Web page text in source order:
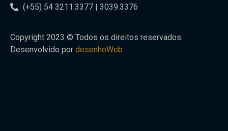
(+55) 54 3211.3377 | 3039.3376
Copyright 2023 © Todos os direitos reservados.
Desenvolvido por desenhoWeb.